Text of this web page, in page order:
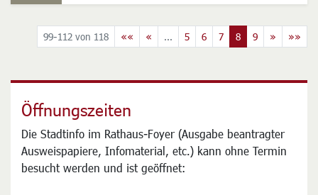
99-112 von 118 «« « ... 5 6 7 8 9 » »»
Öffnungszeiten
Die Stadtinfo im Rathaus-Foyer (Ausgabe beantragter
Ausweispapiere, Infomaterial, etc.) kann ohne Termin
besucht werden und ist geöffnet: